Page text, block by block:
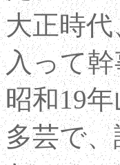
大正時
入って
昭和19
多芸で